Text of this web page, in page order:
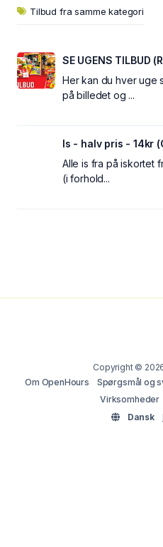
Tilbud fra samme kategori
SE UGENS TILBUD
Her kan du hver uge
på billedet og ...
Is - halv pris - 14kr
Alle is fra på iskortet
(i forhold...
Copyright ©
Om OpenHours
Spørgsmål og
Virksomheder
Dansk